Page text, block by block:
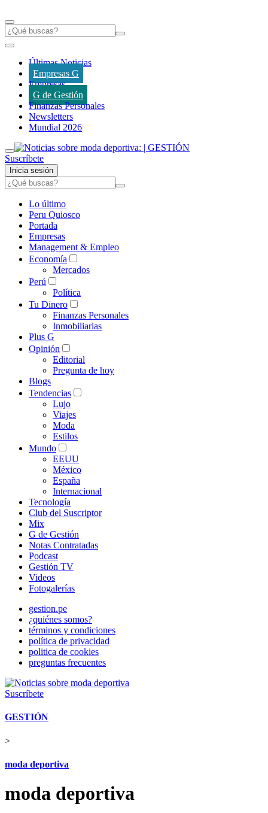
Últimas Noticias
Empresas G
Empresas
G de Gestión
Finanzas Personales
Newsletters
Mundial 2026
Suscríbete
Inicia sesión
Lo último
Peru Quiosco
Portada
Empresas
Management & Empleo
Economía
Mercados
Perú
Política
Tu Dinero
Finanzas Personales
Inmobiliarias
Plus G
Opinión
Editorial
Pregunta de hoy
Blogs
Tendencias
Lujo
Viajes
Moda
Estilos
Mundo
EEUU
México
España
Internacional
Tecnología
Club del Suscriptor
Mix
G de Gestión
Notas Contratadas
Podcast
Gestión TV
Videos
Fotogalerías
gestion.pe
¿quiénes somos?
términos y condiciones
política de privacidad
politica de cookies
preguntas frecuentes
Suscríbete
GESTIÓN
>
moda deportiva
moda deportiva